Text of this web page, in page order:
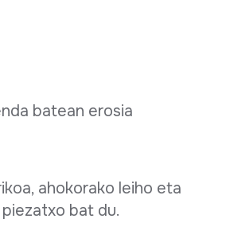
batean erosia
ahokorako leiho eta
bat du.